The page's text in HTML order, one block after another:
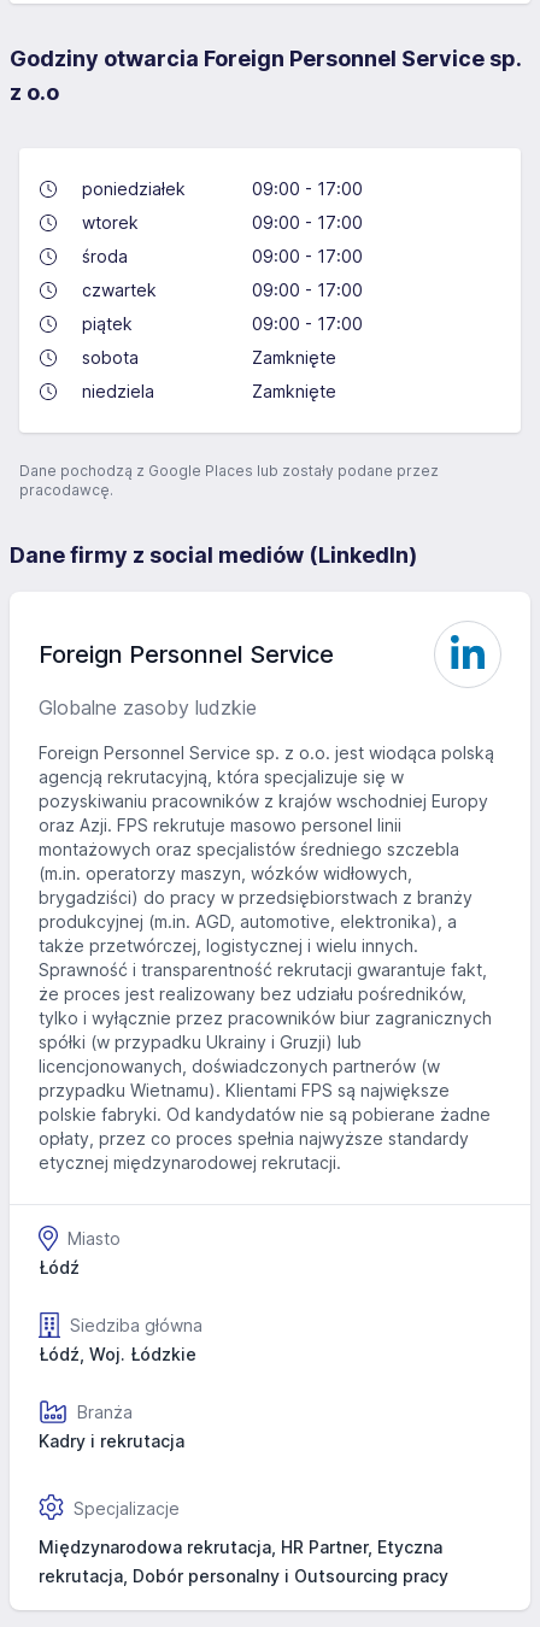
Godziny otwarcia Foreign Personnel Service sp.
z o.o
poniedziałek
09:00 - 17:00
wtorek
09:00 - 17:00
środa
09:00 - 17:00
czwartek
09:00 - 17:00
piątek
09:00 - 17:00
sobota
Zamknięte
niedziela
Zamknięte
Dane pochodzą z Google Places lub zostały podane przez
pracodawcę.
Dane firmy z social mediów (LinkedIn)
Foreign Personnel Service
Globalne zasoby ludzkie
Foreign Personnel Service sp. z o.o. jest wiodąca polską
agencją rekrutacyjną, która specjalizuje się w
pozyskiwaniu pracowników z krajów wschodniej Europy
oraz Azji. FPS rekrutuje masowo personel linii
montażowych oraz specjalistów średniego szczebla
(m.in. operatorzy maszyn, wózków widłowych,
brygadziści) do pracy w przedsiębiorstwach z branży
produkcyjnej (m.in. AGD, automotive, elektronika), a
także przetwórczej, logistycznej i wielu innych.
Sprawność i transparentność rekrutacji gwarantuje fakt,
że proces jest realizowany bez udziału pośredników,
tylko i wyłącznie przez pracowników biur zagranicznych
spółki (w przypadku Ukrainy i Gruzji) lub
licencjonowanych, doświadczonych partnerów (w
przypadku Wietnamu). Klientami FPS są największe
polskie fabryki. Od kandydatów nie są pobierane żadne
opłaty, przez co proces spełnia najwyższe standardy
etycznej międzynarodowej rekrutacji.
Miasto
Łódź
Siedziba główna
Łódź, Woj. Łódzkie
Branża
Kadry i rekrutacja
Specjalizacje
Międzynarodowa rekrutacja, HR Partner, Etyczna
rekrutacja, Dobór personalny i Outsourcing pracy